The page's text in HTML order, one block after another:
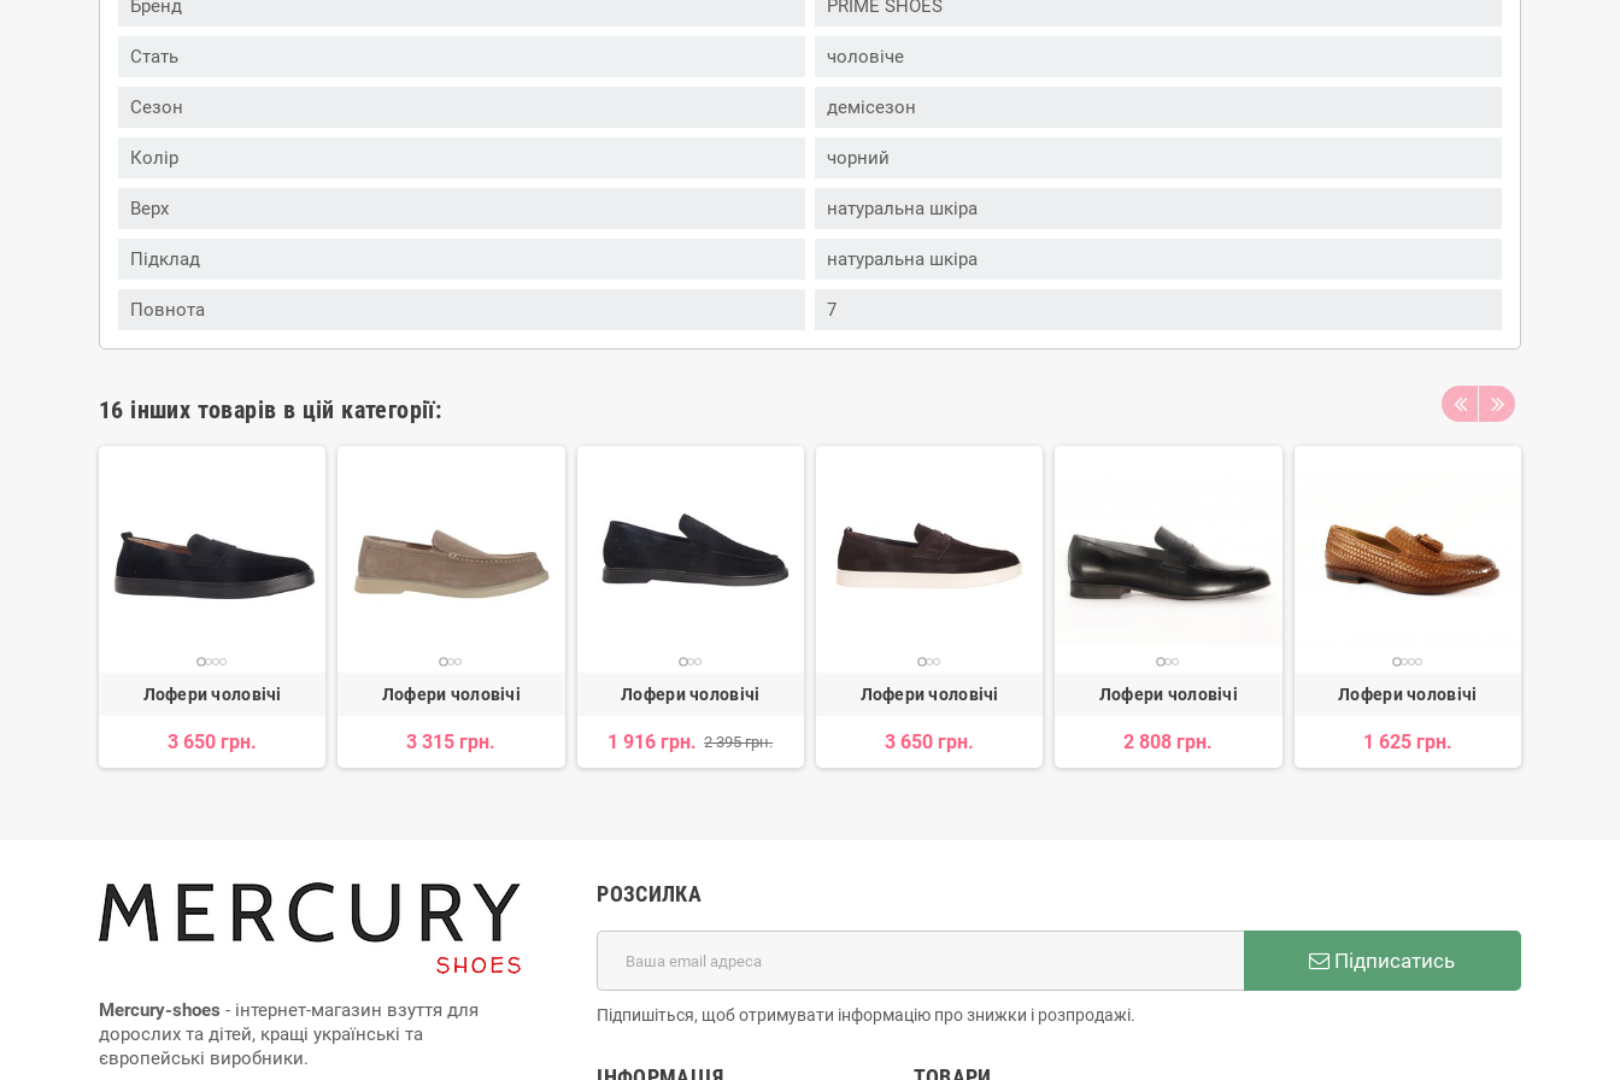
Бренд PRIME SHOES
Стать чоловіче
Сезон демісезон
Колір чорний
Верх натуральна шкіра
Підклад натуральна шкіра
Повнота 7
16 інших товарів в цій категорії:
Лофери чоловічі
3 650 грн.
Лофери чоловічі
3 315 грн.
Лофери чоловічі
1 916 грн. 2 395 грн.
Лофери чоловічі
3 650 грн.
Лофери чоловічі
2 808 грн.
Лофери чоловічі
1 625 грн.
Mercury-shoes - інтернет-магазин взуття для
дорослих та дітей, кращі українські та
європейські виробники.
РОЗСИЛКА
Підписатись
Підпишіться, щоб отримувати інформацію про знижки і розпродажі.